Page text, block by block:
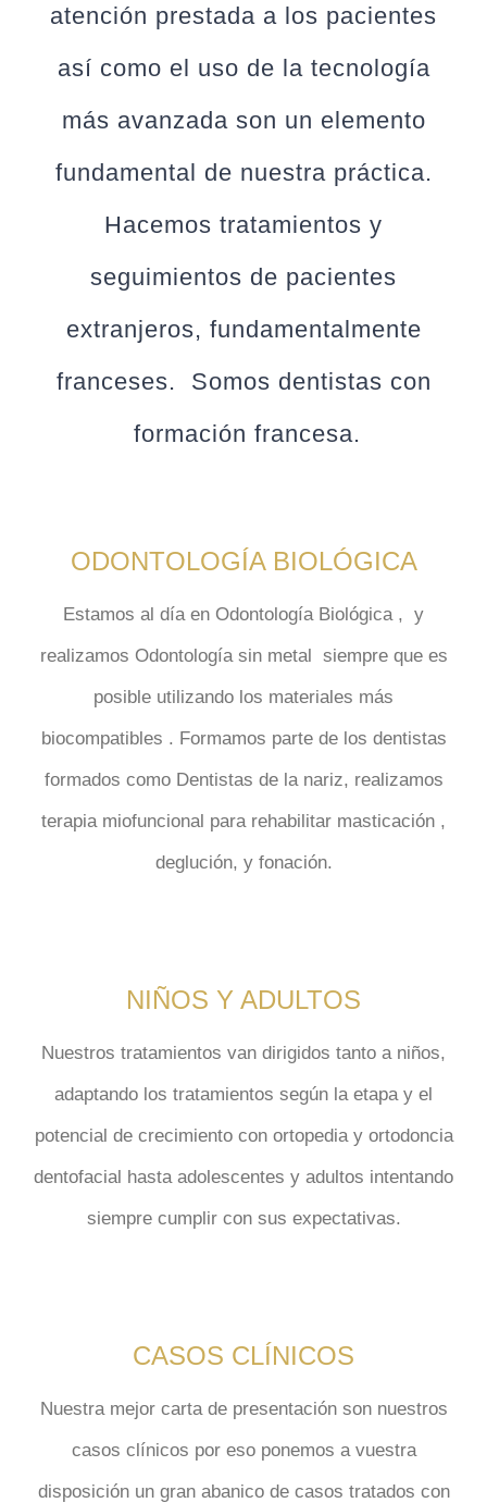
atención prestada a los pacientes
así como el uso de la tecnología
más avanzada son un elemento
fundamental de nuestra práctica.
Hacemos tratamientos y
seguimientos de pacientes
extranjeros, fundamentalmente
franceses. Somos dentistas con
formación francesa.
ODONTOLOGÍA BIOLÓGICA
Estamos al día en Odontología Biológica, y
realizamos Odontología sin metal siempre que es
posible utilizando los materiales más
biocompatibles . Formamos parte de los dentistas
formados como Dentistas de la nariz, realizamos
terapia miofuncional para rehabilitar masticación ,
deglución, y fonación.
NIÑOS Y ADULTOS
Nuestros tratamientos van dirigidos tanto a niños,
adaptando los tratamientos según la etapa y el
potencial de crecimiento con ortopedia y ortodoncia
dentofacial hasta adolescentes y adultos intentando
siempre cumplir con sus expectativas.
CASOS CLÍNICOS
Nuestra mejor carta de presentación son nuestros
casos clínicos por eso ponemos a vuestra
disposición un gran abanico de casos tratados con